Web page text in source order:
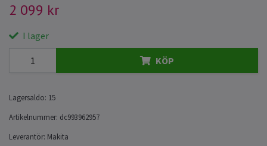
2 099 kr
I lager
KÖP
Lagersaldo: 15
Artikelnummer: dc993962957
Leverantör: Makita